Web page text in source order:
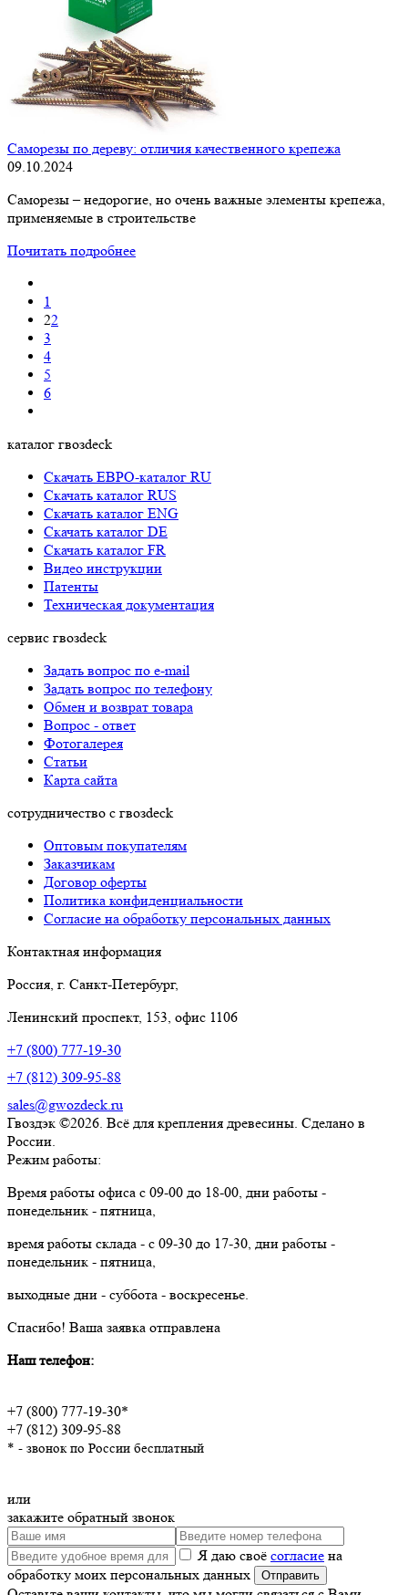
Саморезы по дереву: отличия качественного крепежа
09.10.2024
Саморезы – недорогие, но очень важные элементы крепежа,
применяемые в строительстве
Почитать подробнее
1
22
3
4
5
6
каталог гвозdeck
Скачать ЕВРО-каталог RU
Скачать каталог RUS
Cкачать каталог ENG
Cкачать каталог DE
Cкачать каталог FR
Видео инструкции
Патенты
Техническая документация
сервис гвозdeck
Задать вопрос по e-mail
Задать вопрос по телефону
Обмен и возврат товара
Вопрос - ответ
Фотогалерея
Статьи
Карта сайта
сотрудничество с гвозdeck
Оптовым покупателям
Заказчикам
Договор оферты
Политика конфиденциальности
Согласие на обработку персональных данных
Контактная информация
Россия, г. Санкт-Петербург,
Ленинский проспект, 153, офис 1106
+7 (800) 777-19-30
+7 (812) 309-95-88
sales@gwozdeck.ru
Гвоздэк ©2026. Всё для крепления древесины. Сделано в
России.
Режим работы:
Время работы офиса с 09-00 до 18-00, дни работы -
понедельник - пятница,
время работы склада - с 09-30 до 17-30, дни работы -
понедельник - пятница,
выходные дни - суббота - воскресенье.
Спасибо! Ваша заявка отправлена
Наш телефон:
+7 (800) 777-19-30*
+7 (812) 309-95-88
* - звонок по России бесплатный
или
закажите обратный звонок
Я даю своё согласие на
обработку моих персональных данных